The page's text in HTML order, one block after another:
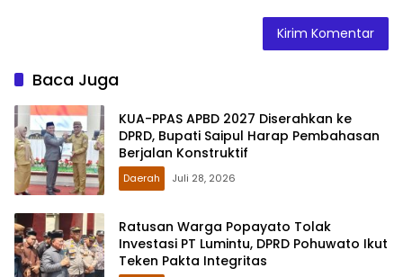
Baca Juga
KUA-PPAS APBD 2027 Diserahkan ke
DPRD, Bupati Saipul Harap Pembahasan
Berjalan Konstruktif
Daerah Juli 28, 2026
Ratusan Warga Popayato Tolak
Investasi PT Lumintu, DPRD Pohuwato Ikut
Teken Pakta Integritas